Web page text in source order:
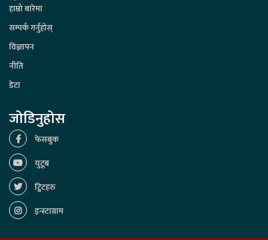
हाम्रो बारेमा
सम्पर्क गर्नुहोस्
विज्ञापन
नीति
डेटा
जोडिनुहोस
फेसबुक
युटूब
ट्विटहरु
इन्स्टाग्राम